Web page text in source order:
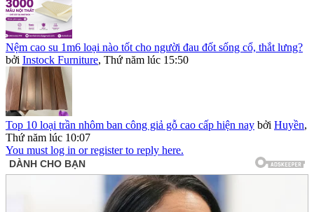
Nệm cao su 1m6 loại nào tốt cho người đau đốt sống cổ, thắt lưng?
bởi Instock Furniture, Thứ năm lúc 15:50
Top 10 loại trần nhôm ban công giả gỗ cao cấp hiện nay bởi Huyền,
Thứ năm lúc 10:07
You must log in or register to reply here.